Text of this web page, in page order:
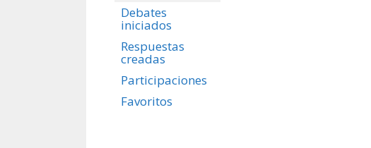
Debates
iniciados
Respuestas
creadas
Participaciones
Favoritos